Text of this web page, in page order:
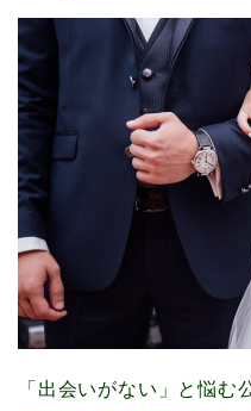
「出会いがない」と悩む